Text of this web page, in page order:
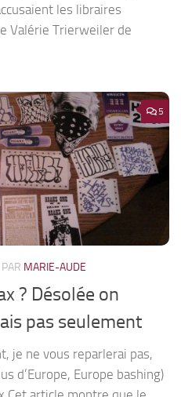
les libraires
Valérie Trierweiler de
5
PAR MARIE-AUDE
? Désolée on
pas seulement
je ne vous reparlerai pas,
d’Europe, Europe bashing)